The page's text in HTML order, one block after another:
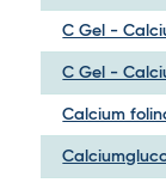
C Gel -
C Gel -
Calcium